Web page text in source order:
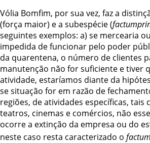
Vólia Bomfim, por sua vez, faz a
(força maior) e a subespécie (
seguintes exemplos: a) se mercearia
impedida de funcionar pelo poder
da quarentena, o número de clientes
manutenção não for suficiente e tiver
atividade, estaríamos diante da
se situação for em razão de
regiões, de atividades específicas, tais
teatros, cinemas e comércios, não
ocorre a extinção da empresa ou do
neste caso resta caracterizado o